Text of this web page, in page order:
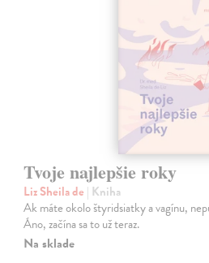
Tvoje najlepšie roky
Liz Sheila de | Kniha
Ak máte okolo štyridsiatky a vagínu,
Áno, začína sa to už teraz.
Na sklade